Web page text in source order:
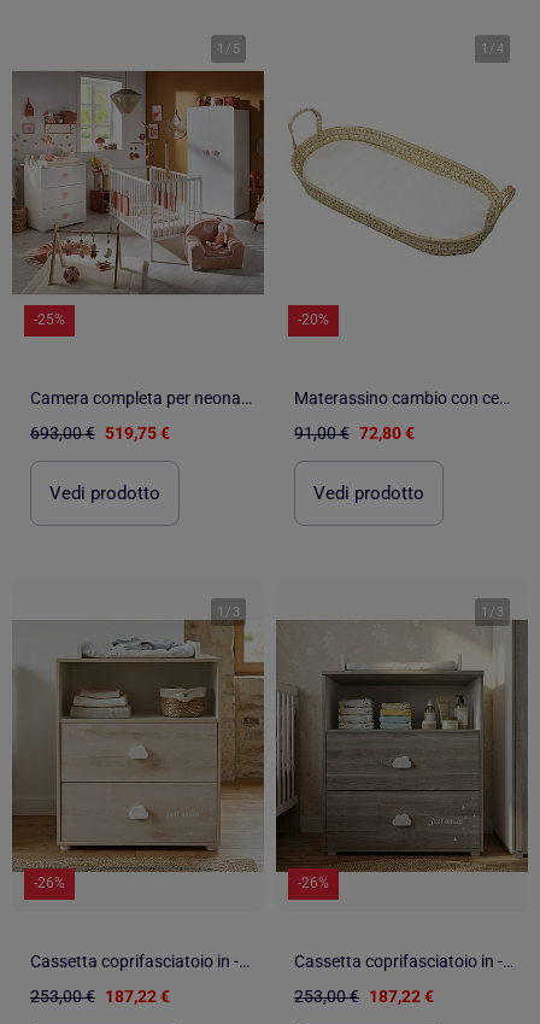
1 / 5
-25%
Camera completa per neonati Basic, lettino 120x60 con sponde, cassettiera fasciatoio a 3 - BABYPRICE
693,00 € 519,75 €
Vedi prodotto
1 /4
-20%
Materassino cambio con cesta naturale | SEVIRA KIDS
91,00 € 72,80 €
Vedi prodotto
1 / 3
-26%
Cassetta coprifasciatoio in - BABYPRICE
253,00 € 187,22 €
1 / 3
-26%
Cassetta coprifasciatoio in - BABYPRICE
253,00 € 187,22 €